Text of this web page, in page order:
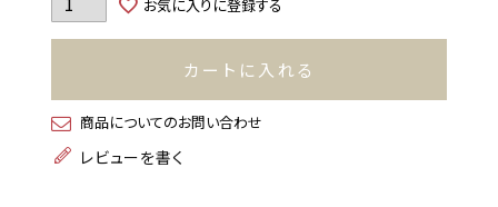
お気に入りに登録する
カートに入れる
商品についてのお問い合わせ
レビューを書く